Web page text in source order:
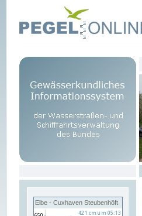
Elbe - Cuxhaven Steubenhöft